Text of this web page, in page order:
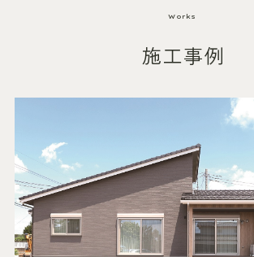
Works
施工事例